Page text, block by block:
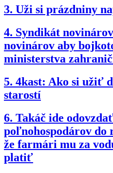
3. Uži si prázdniny
4. Syndikát
novinárov aby
ministerstva
5. 4kast: Ako si užiť
starostí
6. Takáč ide
poľnohospodárov
že farmári mu za
platiť